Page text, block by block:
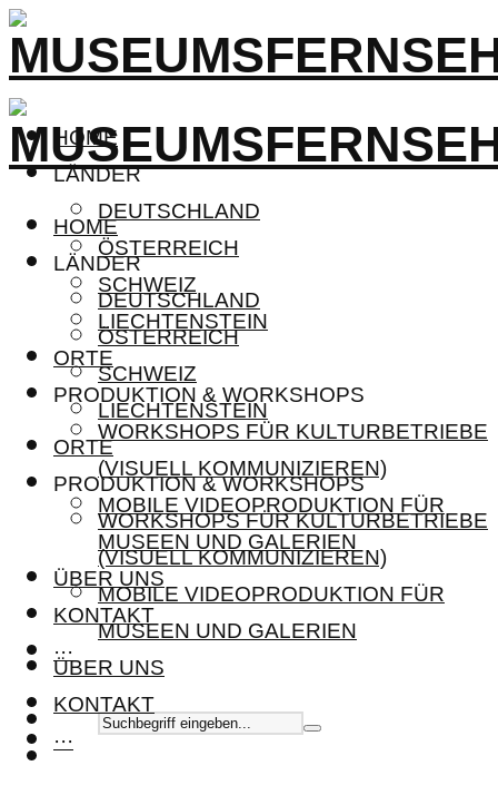
HOME
LÄNDER
DEUTSCHLAND
ÖSTERREICH
SCHWEIZ
LIECHTENSTEIN
ORTE
PRODUKTION & WORKSHOPS
WORKSHOPS FÜR KULTURBETRIEBE
(VISUELL KOMMUNIZIEREN)
MOBILE VIDEOPRODUKTION FÜR
MUSEEN UND GALERIEN
ÜBER UNS
KONTAKT
···
HOME
LÄNDER
DEUTSCHLAND
ÖSTERREICH
SCHWEIZ
LIECHTENSTEIN
ORTE
PRODUKTION & WORKSHOPS
WORKSHOPS FÜR KULTURBETRIEBE
(VISUELL KOMMUNIZIEREN)
MOBILE VIDEOPRODUKTION FÜR
MUSEEN UND GALERIEN
ÜBER UNS
KONTAKT
···